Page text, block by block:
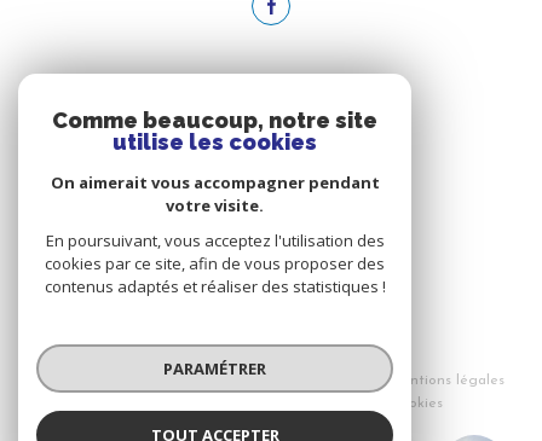
NOUS ADHÉRONS
© 2026 | Tous droits réservés
Mentions légales
Cookies
Comme beaucoup, notre site
utilise les cookies
On aimerait vous accompagner pendant
votre visite.
En poursuivant, vous acceptez l'utilisation des
cookies par ce site, afin de vous proposer des
contenus adaptés et réaliser des statistiques !
PARAMÉTRER
TOUT ACCEPTER